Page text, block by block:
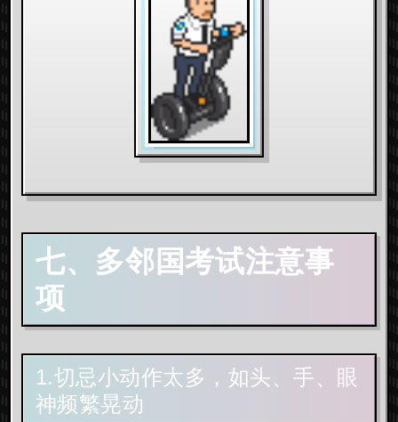
七、多邻国考试注意事
项
1.切忌小动作太多，如头、手、眼
神频繁晃动